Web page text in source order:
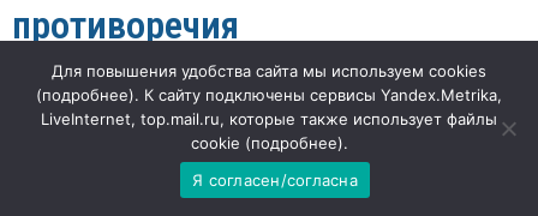
противоречия
"Наша газета" 68 Комментариик
записи
ЕС
мир
Газе:
отключены
«Если это сработает, мы увидим реальный шанс на
стабильность в регионе», — комментирует политолог
заявление ЕС о соглашении по Газе. Но за
Для повышения удобства сайта мы используем cookies
(подробнее). К сайту подключены сервисы Yandex.Metrika,
LiveInternet, top.mail.ru, которые также использует файлы
cookie (подробнее).
Я согласен/согласна